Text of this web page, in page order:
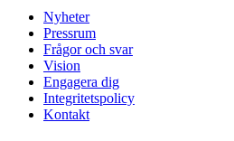
Nyheter
Pressrum
Frågor och svar
Vision
Engagera dig
Integritetspolicy
Kontakt